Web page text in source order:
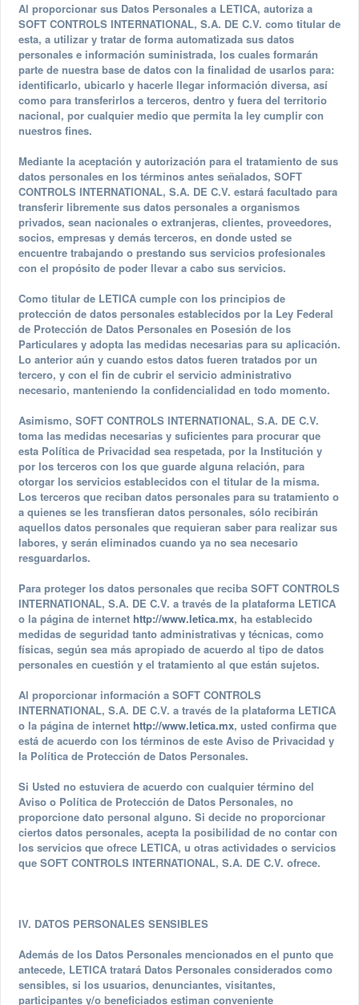
Al proporcionar sus Datos Personales a LETICA, autoriza a
SOFT CONTROLS INTERNATIONAL, S.A. DE C.V. como titular de
esta, a utilizar y tratar de forma automatizada sus datos
personales e información suministrada, los cuales formarán
parte de nuestra base de datos con la finalidad de usarlos para:
identificarlo, ubicarlo y hacerle llegar información diversa, así
como para transferirlos a terceros, dentro y fuera del territorio
nacional, por cualquier medio que permita la ley cumplir con
nuestros fines.
Mediante la aceptación y autorización para el tratamiento de sus
datos personales en los términos antes señalados, SOFT
CONTROLS INTERNATIONAL, S.A. DE C.V. estará facultado para
transferir libremente sus datos personales a organismos
privados, sean nacionales o extranjeras, clientes, proveedores,
socios, empresas y demás terceros, en donde usted se
encuentre trabajando o prestando sus servicios profesionales
con el propósito de poder llevar a cabo sus servicios.
Como titular de LETICA cumple con los principios de
protección de datos personales establecidos por la Ley Federal
de Protección de Datos Personales en Posesión de los
Particulares y adopta las medidas necesarias para su aplicación.
Lo anterior aún y cuando estos datos fueren tratados por un
tercero, y con el fin de cubrir el servicio administrativo
necesario, manteniendo la confidencialidad en todo momento.
Asimismo, SOFT CONTROLS INTERNATIONAL, S.A. DE C.V.
toma las medidas necesarias y suficientes para procurar que
esta Política de Privacidad sea respetada, por la Institución y
por los terceros con los que guarde alguna relación, para
otorgar los servicios establecidos con el titular de la misma.
Los terceros que reciban datos personales para su tratamiento o
a quienes se les transfieran datos personales, sólo recibirán
aquellos datos personales que requieran saber para realizar sus
labores, y serán eliminados cuando ya no sea necesario
resguardarlos.
Para proteger los datos personales que reciba SOFT CONTROLS
INTERNATIONAL, S.A. DE C.V. a través de la plataforma LETICA
o la página de internet http://www.letica.mx, ha establecido
medidas de seguridad tanto administrativas y técnicas, como
físicas, según sea más apropiado de acuerdo al tipo de datos
personales en cuestión y el tratamiento al que están sujetos.
Al proporcionar información a SOFT CONTROLS
INTERNATIONAL, S.A. DE C.V. a través de la plataforma LETICA
o la página de internet http://www.letica.mx, usted confirma que
está de acuerdo con los términos de este Aviso de Privacidad y
la Política de Protección de Datos Personales.
Si Usted no estuviera de acuerdo con cualquier término del
Aviso o Política de Protección de Datos Personales, no
proporcione dato personal alguno. Si decide no proporcionar
ciertos datos personales, acepta la posibilidad de no contar con
los servicios que ofrece LETICA, u otras actividades o servicios
que SOFT CONTROLS INTERNATIONAL, S.A. DE C.V. ofrece.
IV. DATOS PERSONALES SENSIBLES
Además de los Datos Personales mencionados en el punto que
antecede, LETICA tratará Datos Personales considerados como
sensibles, si los usuarios, denunciantes, visitantes,
participantes y/o beneficiados estiman conveniente